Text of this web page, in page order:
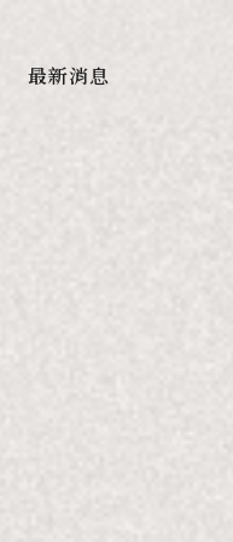
最新消息